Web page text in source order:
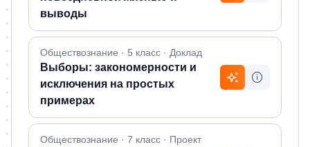
выводы
Обществознание · 5 класс · Доклад
Выборы: закономерности и
исключения на простых
примерах
Обществознание · 7 класс · Проект